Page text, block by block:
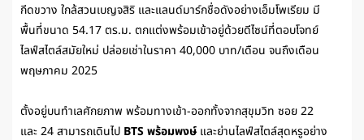
กีดขวาง ใกล้สวนเบญจสิริ และแลนด์มาร์กชื่อดังอย่างเอ็มโพเรียม มี
พื้นที่ขนาด 54.17 ตร.ม. ตกแต่งพร้อมเข้าอยู่ด้วยดีไซน์ที่ตอบโจทย์
ไลฟ์สไตล์สมัยใหม่ ปล่อยเช่าในราคา 40,000 บาท/เดือน จนถึงเดือน
พฤษภาคม 2025
ตั้งอยู่บนทำเลศักยภาพ พร้อมทางเข้า-ออกทั้งจากสุขุมวิท ซอย 22
และ 24 สามารถเดินไป BTS พร้อมพงษ์ และย่านไลฟ์สไตล์สุดหรูอย่าง